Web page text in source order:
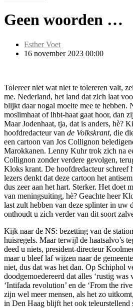
Geen woorden …
Esther Voet
16 november 2023 00:00
Tolereer niet wat niet te tolereren valt,
me. Nederland, het land dat zich laat
blijkt daar nogal moeite mee te hebben.
moslimhaat of lhbt-haat gaat hoor, dan
Maar Jodenhaat, tja, dat is anders, hè?
hoofdredacteur van de Volkskrant, die
een cartoon van Jos Collignon
Marokkanen. Lenny Kuhr trok zich na
Collignon zonder verdere gevolgen,
Kloks krant. De hoofdredacteur schreef
lezers denkt dat deze cartoon het
dus zeer aan het hart. Sterker. Het doet
van meningsuiting, hè? Geachte heer
last zult hebben van deze splinter in uw
onthoudt u zich verder van dit soort
Kijk naar de NS: bezetting van de
huisregels. Maar terwijl de haatsalvo’s
deed u niets, president-directeur
maar u bleef laf wijzen naar de
niet, dus dat was het dan. Op Schiphol
doodgemoedereerd dat alles ‘rustig was
‘Intifada revolution’ en de ‘From the
zijn wel meer mensen, als het zo
in Den Haag blijft het ook